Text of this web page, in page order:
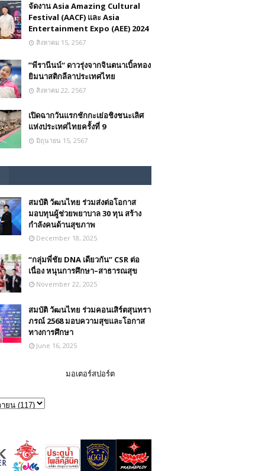
จัดงาน Asia Amazing Cultural
Festival (AACF) และ Asia
Entertainment Expo (AEE) 2024
สิงหาคม 15, 2567
”พีรานีนน์“​ ดาวรุ่งจากจินตนาเบิ้ลทอง
ยิมนาสติกลีลาประเทศไทย
สิงหาคม 22, 2567
เปิดฉากวันแรกชักกะเย่อชิงชนะเลิศ
แห่งประเทศไทยครั้งที่ 9
มิถุนายน 15, 2567
สมบัติ วัฒนไทย ร่วมส่งต่อโอกาส
มอบทุนผู้ช่วยพยาบาล 30 ทุน สร้าง
กำลังคนด้านสุขภาพ
December 18, 2025
“กลุ่มพี่ชัย DNA เดียวกัน” CSR ต่อ
เนื่อง หนุนการศึกษา–สาธารณสุข
November 22, 2025
สมบัติ วัฒนไทย ร่วมคอนเสิร์ตสุนทรา
ภรณ์ 2568 มอบความสุขและโอกาส
ทางการศึกษา
June 16, 2025
มอเตอร์สปอร์ต